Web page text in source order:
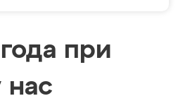
при
нас